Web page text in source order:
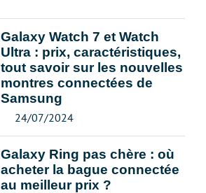
Galaxy Watch 7 et Watch
Ultra : prix, caractéristiques,
tout savoir sur les nouvelles
montres connectées de
Samsung
24/07/2024
Galaxy Ring pas chère : où
acheter la bague connectée
au meilleur prix ?